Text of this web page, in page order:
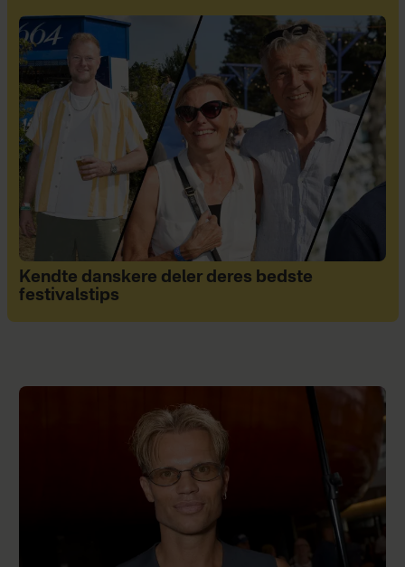
Kendte danskere deler deres bedste
festivalstips